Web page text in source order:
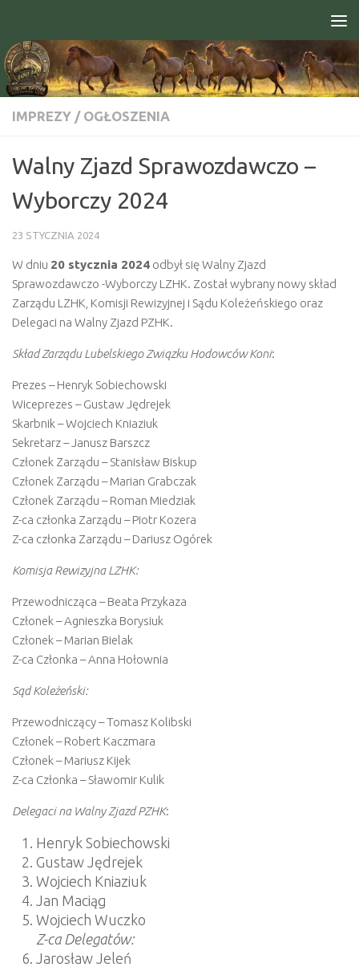
Open toolbar
IMPREZY / OGŁOSZENIA
Walny Zjazd Sprawozdawczo –
Wyborczy 2024
23 STYCZNIA 2024
W dniu 20 stycznia 2024 odbył się Walny Zjazd
Sprawozdawczo -Wyborczy LZHK. Został wybrany nowy skład
Zarządu LZHK, Komisji Rewizyjnej i Sądu Koleżeńskiego oraz
Delegaci na Walny Zjazd PZHK.
Skład Zarządu Lubelskiego Związku Hodowców Koni:
Prezes – Henryk Sobiechowski
Wiceprezes – Gustaw Jędrejek
Skarbnik – Wojciech Kniaziuk
Sekretarz – Janusz Barszcz
Członek Zarządu – Stanisław Biskup
Członek Zarządu – Marian Grabczak
Członek Zarządu – Roman Miedziak
Z-ca członka Zarządu – Piotr Kozera
Z-ca członka Zarządu – Dariusz Ogórek
Komisja Rewizyjna LZHK:
Przewodnicząca – Beata Przykaza
Członek – Agnieszka Borysiuk
Członek – Marian Bielak
Z-ca Członka – Anna Hołownia
Sąd Koleżeński:
Przewodniczący – Tomasz Kolibski
Członek – Robert Kaczmara
Członek – Mariusz Kijek
Z-ca Członka – Sławomir Kulik
Delegaci na Walny Zjazd PZHK:
Henryk Sobiechowski
Gustaw Jędrejek
Wojciech Kniaziuk
Jan Maciąg
Wojciech Wuczko
Z-ca Delegatów:
Jarosław Jeleń